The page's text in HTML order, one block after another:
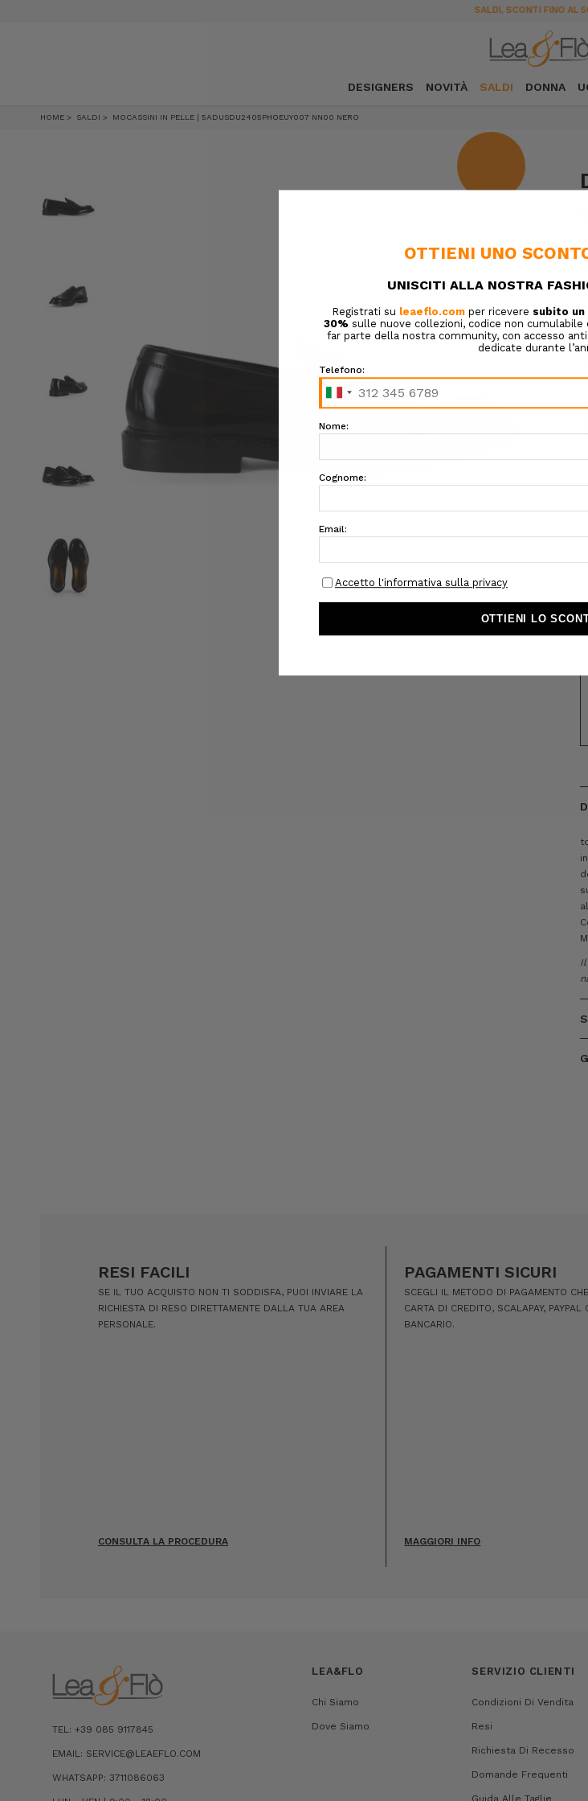
SPEDIZIONE GRATUITA
DESIGNERS NOVITÀ SALDI DONNA
HOME SALDI MOCASSINI IN PELLE | 5ADUSDU2405PHOEUY007 NN00 NERO
Il
RESI FACILI
SE IL TUO ACQUISTO NON TI SODDISFA, PUOI INVIARE LA
RICHIESTA DI RESO DIRETTAMENTE DALLA TUA AREA
PERSONALE.
CONSULTA LA PROCEDURA
PAGAMENTI SICURI
SCEGLI IL METODO DI PAGAMENTO
CARTA DI CREDITO, SCALAPAY, PAYPAL
BANCARIO.
MAGGIORI INFO
TEL: +39 085 9117845
EMAIL: SERVICE@LEAEFLO.COM
WHATSAPP: 3711086063
LEA&FLO
Chi Siamo
Dove Siamo
SERVIZIO CLIENTI
Condizioni Di Vendita
Resi
Richiesta Di Recesso
Domande Frequenti
Guida Alle Taglie